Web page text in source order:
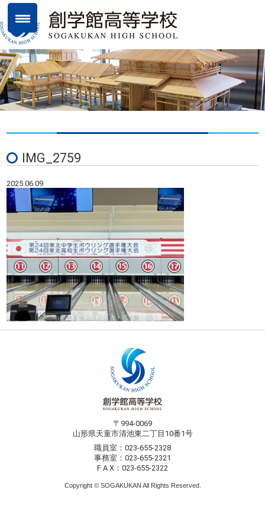
IMG_2759
2025.06.09
〒994-0069
山形県天童市清池東二丁目10番1号
職員室：023-655-2328
事務室：023-655-2321
F A X：023-655-2322
Copyright © SOGAKUKAN All Rights Reserved.